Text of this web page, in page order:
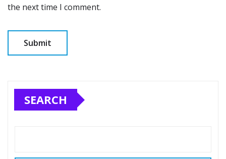
the next time I comment.
SEARCH